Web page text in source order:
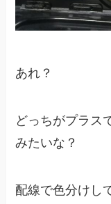
あれ？
どっちがプラス
みたいな？
配線で色分けし